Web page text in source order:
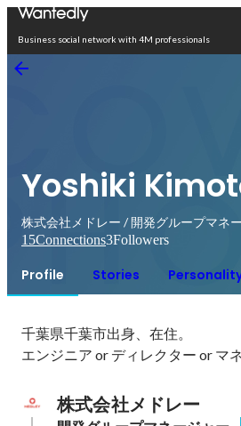
Business social network with 4M professionals
Yoshiki
株式会社メドレー / 開発グループマネ
15Connections3Followers
Profile Stories
千葉県千葉市出身、在住。
エンジニア or ディレクター or マ
株式会社メドレー